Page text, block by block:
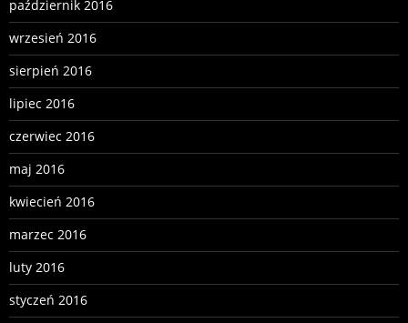
październik 2016
wrzesień 2016
sierpień 2016
lipiec 2016
czerwiec 2016
maj 2016
kwiecień 2016
marzec 2016
luty 2016
styczeń 2016